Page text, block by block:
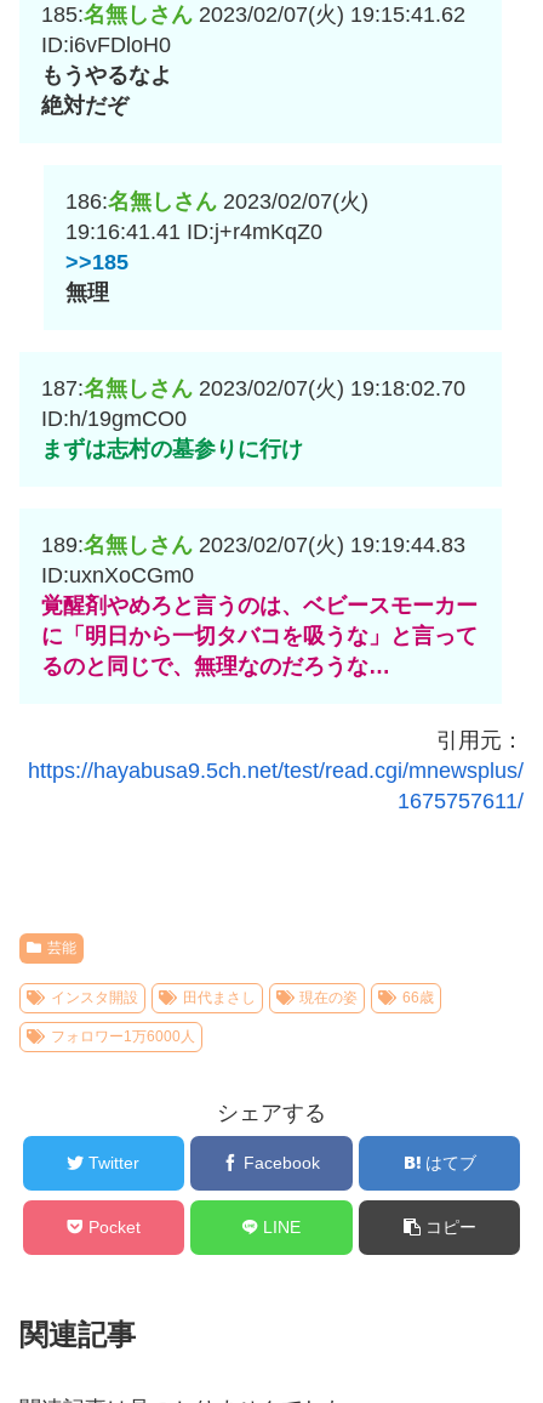
185:名無しさん 2023/02/07(火) 19:15:41.62
ID:i6vFDloH0
もうやるなよ
絶対だぞ
186:名無しさん 2023/02/07(火)
19:16:41.41 ID:j+r4mKqZ0
>>185
無理
187:名無しさん 2023/02/07(火) 19:18:02.70
ID:h/19gmCO0
まずは志村の墓参りに行け
189:名無しさん 2023/02/07(火) 19:19:44.83
ID:uxnXoCGm0
覚醒剤やめろと言うのは、ベビースモーカー
に「明日から一切タバコを吸うな」と言って
るのと同じで、無理なのだろうな…
引用元：
https://hayabusa9.5ch.net/test/read.cgi/mnewsplus/
1675757611/
芸能
インスタ開設 田代まさし 現在の姿 66歳
フォロワー1万6000人
シェアする
Twitter Facebook はてブ
Pocket LINE コピー
関連記事